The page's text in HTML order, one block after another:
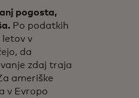
pogosta,
Po podatkih
letov v
da
zdaj traja
ameriške
v Evropo